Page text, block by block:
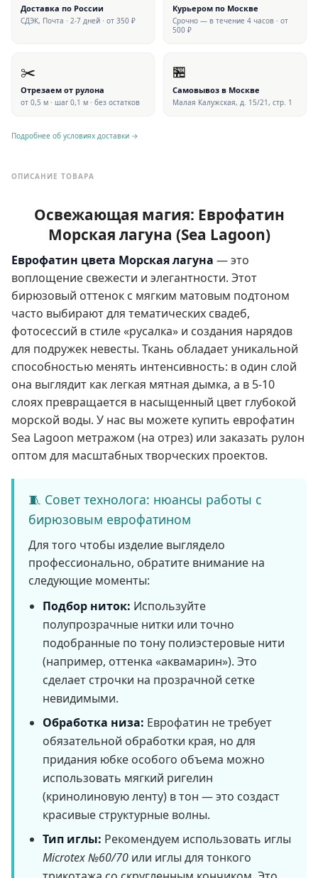
Доставка по России
СДЭК, Почта · 2-7 дней · от 350 ₽
Курьером по Москве
Срочно — в течение 4 часов · от
500 ₽
✂️
Отрезаем от рулона
от 0,5 м · шаг 0,1 м · без остатков
🏪
Самовывоз в Москве
Малая Калужская, д. 15/21, стр. 1
Подробнее об условиях доставки →
ОПИСАНИЕ ТОВАРА
Освежающая магия: Еврофатин
Морская лагуна (Sea Lagoon)
Еврофатин цвета Морская лагуна — это
воплощение свежести и элегантности. Этот
бирюзовый оттенок с мягким матовым подтоном
часто выбирают для тематических свадеб,
фотосессий в стиле «русалка» и создания нарядов
для подружек невесты. Ткань обладает уникальной
способностью менять интенсивность: в один слой
она выглядит как легкая мятная дымка, а в 5-10
слоях превращается в насыщенный цвет глубокой
морской воды. У нас вы можете купить еврофатин
Sea Lagoon метражом (на отрез) или заказать рулон
оптом для масштабных творческих проектов.
🧵 Совет технолога: нюансы работы с
бирюзовым еврофатином
Для того чтобы изделие выглядело
профессионально, обратите внимание на
следующие моменты:
Подбор ниток: Используйте
полупрозрачные нитки или точно
подобранные по тону полиэстеровые нити
(например, оттенка «аквамарин»). Это
сделает строчки на прозрачной сетке
невидимыми.
Обработка низа: Еврофатин не требует
обязательной обработки края, но для
придания юбке особого объема можно
использовать мягкий ригелин
(кринолиновую ленту) в тон — это создаст
красивые структурные волны.
Тип иглы: Рекомендуем использовать иглы
Microtex №60/70 или иглы для тонкого